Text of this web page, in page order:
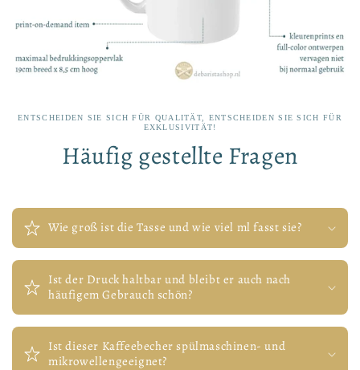
ENTSCHEIDEN SIE SICH FÜR QUALITÄT, ENTSCHEIDEN SIE SICH FÜR
EXKLUSIVITÄT!
Häufig gestellte Fragen
Wie groß ist die Tasse und wie viel ml fasst sie?
Ist der Druck haltbar und bleibt er auch nach
häufigem Gebrauch schön?
Ist dieser Kaffeebecher spülmaschinen- und
mikrowellengeeignet?